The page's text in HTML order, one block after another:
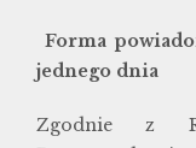
Forma
jednego dnia
Zgodnie z